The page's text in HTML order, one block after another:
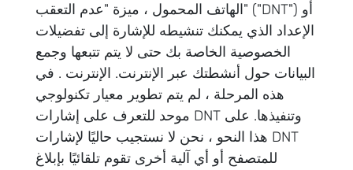
الهاتف المحمول ، ميزة "عدم التعقب" ("DNT") أو
الإعداد الذي يمكنك تنشيطه للإشارة إلى تفضيلات
الخصوصية الخاصة بك حتى لا يتم تتبعها وجمع
البيانات حول أنشطتك عبر الإنترنت. الإنترنت . في
هذه المرحلة ، لم يتم تطوير معيار تكنولوجي
موحد للتعرف على إشارات DNT وتنفيذها. على
هذا النحو ، نحن لا نستجيب حاليًا لإشارات DNT
للمتصفح أو أي آلية أخرى تقوم تلقائيًا بإبلاغ